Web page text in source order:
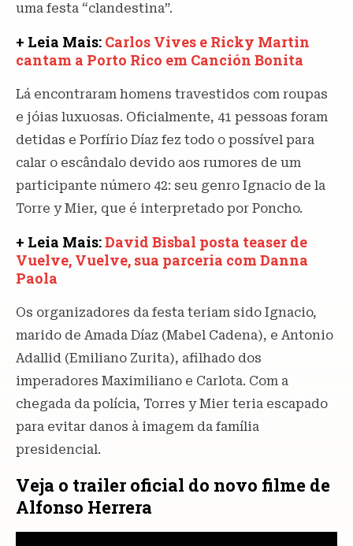
uma festa “clandestina”.
+ Leia Mais: Carlos Vives e Ricky Martin
cantam a Porto Rico em Canción Bonita
Lá encontraram homens travestidos com roupas
e jóias luxuosas. Oficialmente, 41 pessoas foram
detidas e Porfírio Díaz fez todo o possível para
calar o escândalo devido aos rumores de um
participante número 42: seu genro Ignacio de la
Torre y Mier, que é interpretado por Poncho.
+ Leia Mais:David Bisbal posta teaser de
Vuelve, Vuelve, sua parceria com Danna
Paola
Os organizadores da festa teriam sido Ignacio,
marido de Amada Díaz (Mabel Cadena), e Antonio
Adallid (Emiliano Zurita), afilhado dos
imperadores Maximiliano e Carlota. Com a
chegada da polícia, Torres y Mier teria escapado
para evitar danos à imagem da família
presidencial.
Veja o trailer oficial do novo filme de
Alfonso Herrera